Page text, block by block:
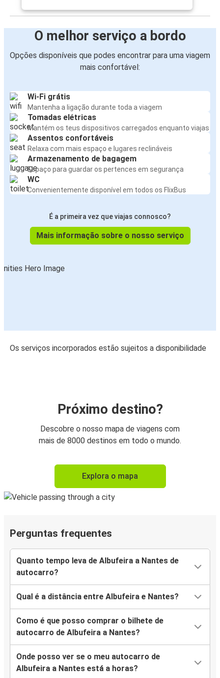
O melhor serviço a bordo
Opções disponíveis que podes encontrar para uma viagem
mais confortável:
Wi-Fi grátis
Mantenha a ligação durante toda a viagem
Tomadas elétricas
Mantém os teus dispositivos carregados enquanto viajas
Assentos confortáveis
Relaxa com mais espaço e lugares reclináveis
Armazenamento de bagagem
Espaço para guardar os pertences em segurança
WC
Convenientemente disponível em todos os FlixBus
É a primeira vez que viajas connosco?
Mais informação sobre o nosso serviço
Os serviços incorporados estão sujeitos a disponibilidade
Próximo destino?
Descobre o nosso mapa de viagens com
mais de 8000 destinos em todo o mundo.
Explora o mapa
Perguntas frequentes
Quanto tempo leva de Albufeira a Nantes de
autocarro?
Qual é a distância entre Albufeira e Nantes?
Como é que posso comprar o bilhete de
autocarro de Albufeira a Nantes?
Onde posso ver se o meu autocarro de
Albufeira a Nantes está a horas?